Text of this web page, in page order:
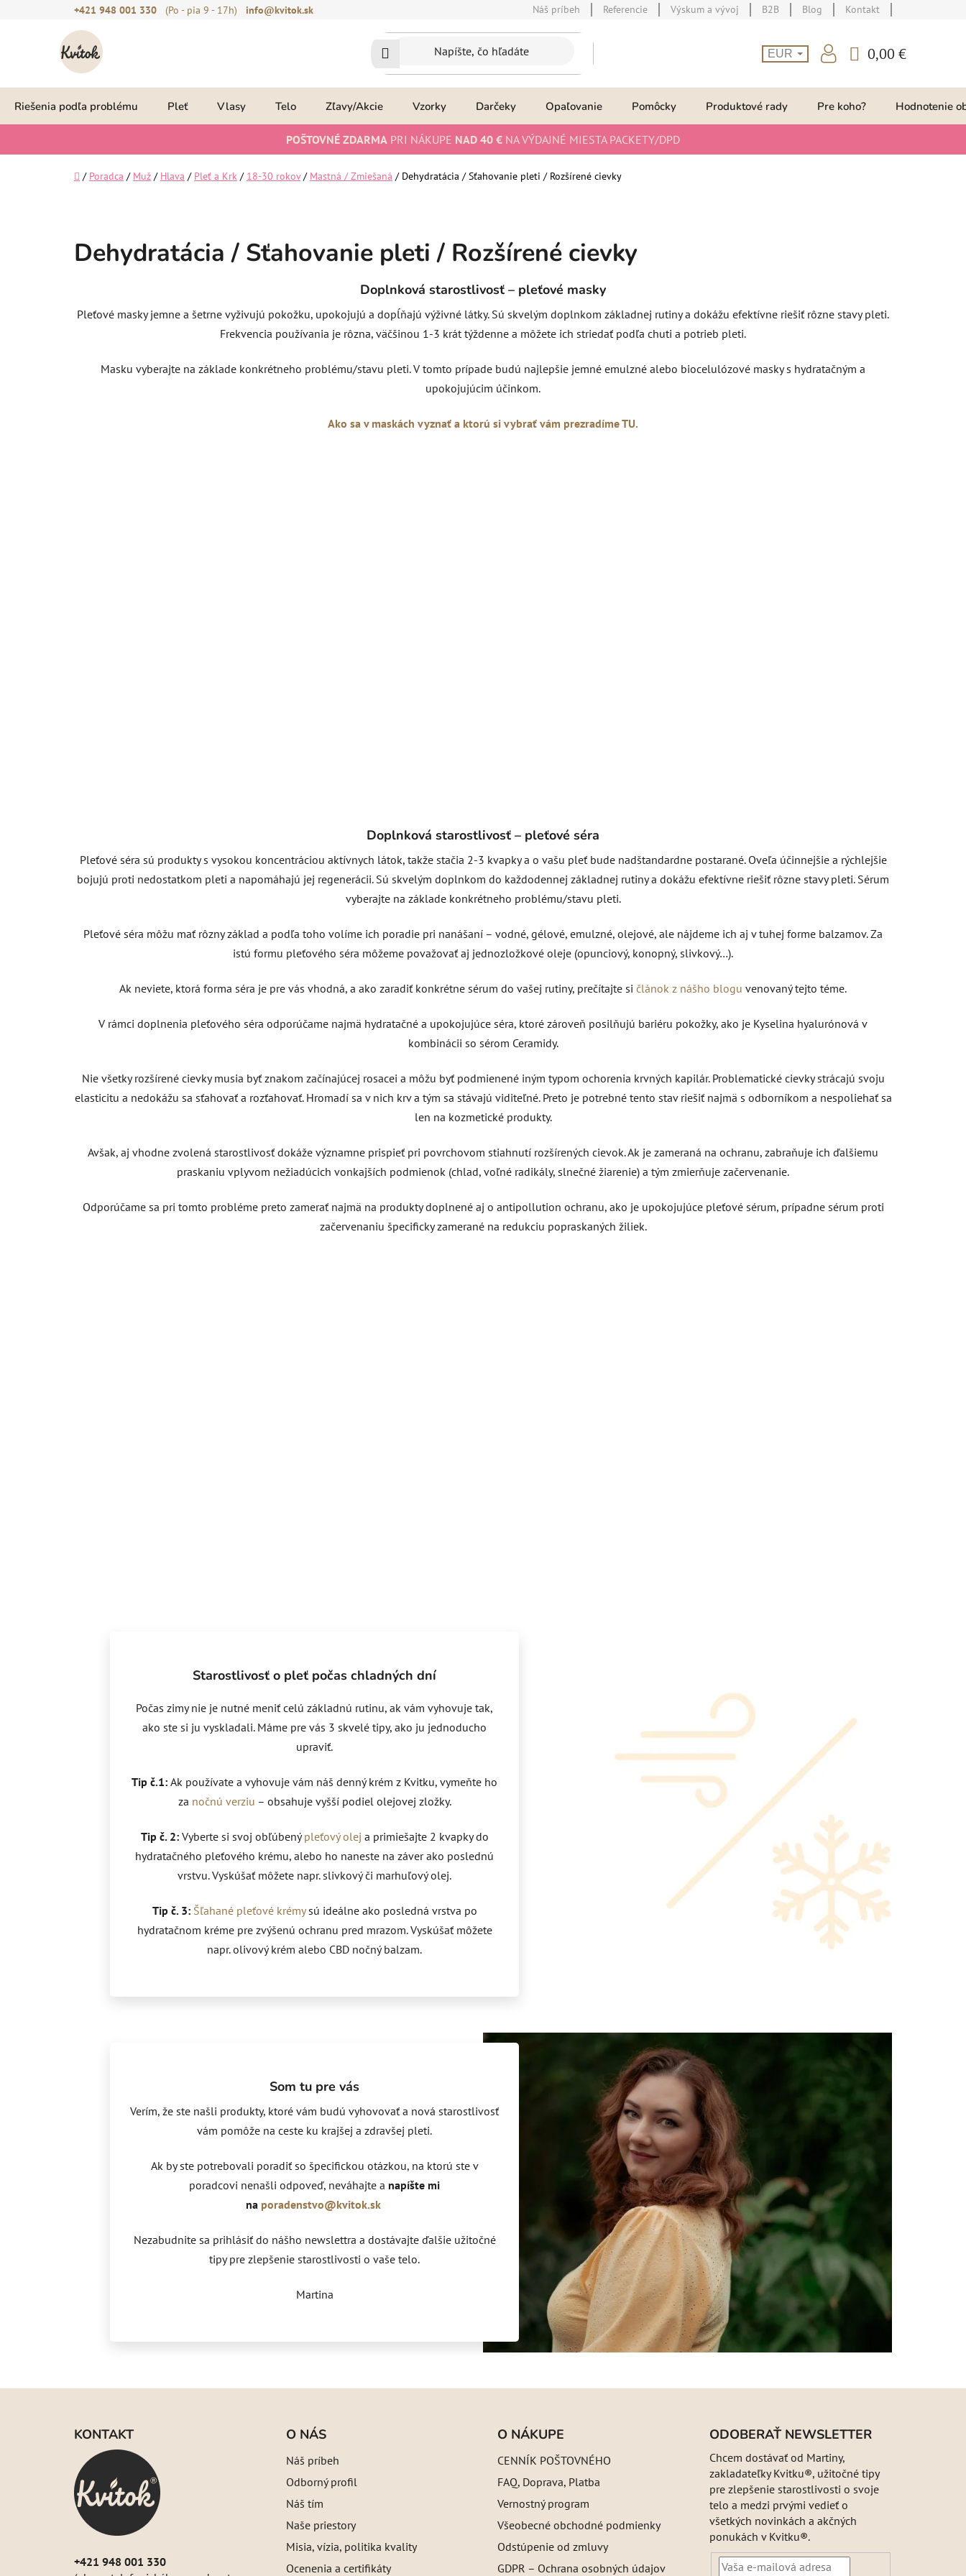
+421 948 001 330 (Po - pia 9 - 17h) info@kvitok.sk Náš príbeh Referencie Výskum a vývoj B2B Blog Kontakt
EUR
KOŠÍK
0,00 €
Riešenia podľa problému Pleť Vlasy Telo Zľavy/Akcie Vzorky Darčeky Opaľovanie Pomôcky Produktové rady Pre koho? Hodnotenie
POŠTOVNÉ ZDARMA PRI NÁKUPE NAD 40 € NA VÝDAJNÉ MIESTA PACKETY/DPD
Domov
/ Poradca / Muž / Hlava / Pleť a Krk / 18-30 rokov / Mastná / Zmiešaná / Dehydratácia / Sťahovanie pleti / Rozšírené cievky
Dehydratácia / Sťahovanie pleti / Rozšírené cievky
Doplnková starostlivosť – pleťové masky
Pleťové masky jemne a šetrne vyživujú pokožku, upokojujú a dopĺňajú výživné látky. Sú skvelým doplnkom základnej rutiny a dokážu efektívne riešiť rôzne stavy pleti.
Frekvencia používania je rôzna, väčšinou 1-3 krát týždenne a môžete ich striedať podľa chuti a potrieb pleti.
Masku vyberajte na základe konkrétneho problému/stavu pleti. V tomto prípade budú najlepšie jemné emulzné alebo biocelulózové masky s hydratačným a
upokojujúcim účinkom.
Ako sa v maskách vyznať a ktorú si vybrať vám prezradíme TU.
Doplnková starostlivosť – pleťové séra
Pleťové séra sú produkty s vysokou koncentráciou aktívnych látok, takže stačia 2-3 kvapky a o vašu pleť bude nadštandardne postarané. Oveľa účinnejšie a rýchlejšie
bojujú proti nedostatkom pleti a napomáhajú jej regenerácii. Sú skvelým doplnkom do každodennej základnej rutiny a dokážu efektívne riešiť rôzne stavy pleti. Sérum
vyberajte na základe konkrétneho problému/stavu pleti.
Pleťové séra môžu mať rôzny základ a podľa toho volíme ich poradie pri nanášaní – vodné, gélové, emulzné, olejové, ale nájdeme ich aj v tuhej forme balzamov. Za
istú formu pleťového séra môžeme považovať aj jednozložkové oleje (opunciový, konopný, slivkový…).
Ak neviete, ktorá forma séra je pre vás vhodná, a ako zaradiť konkrétne sérum do vašej rutiny, prečítajte si článok z nášho blogu venovaný tejto téme.
V rámci doplnenia pleťového séra odporúčame najmä hydratačné a upokojujúce séra, ktoré zároveň posilňujú bariéru pokožky, ako je Kyselina hyalurónová v
kombinácii so sérom Ceramidy.
Nie všetky rozšírené cievky musia byť znakom začínajúcej rosacei a môžu byť podmienené iným typom ochorenia krvných kapilár. Problematické cievky strácajú svoju
elasticitu a nedokážu sa sťahovať a rozťahovať. Hromadí sa v nich krv a tým sa stávajú viditeľné. Preto je potrebné tento stav riešiť najmä s odborníkom a nespoliehať sa
len na kozmetické produkty.
Avšak, aj vhodne zvolená starostlivosť dokáže významne prispieť pri povrchovom stiahnutí rozšírených cievok. Ak je zameraná na ochranu, zabraňuje ich ďalšiemu
praskaniu vplyvom nežiadúcich vonkajších podmienok (chlad, voľné radikály, slnečné žiarenie) a tým zmierňuje začervenanie.
Odporúčame sa pri tomto probléme preto zamerať najmä na produkty doplnené aj o antipollution ochranu, ako je upokojujúce pleťové sérum, prípadne sérum proti
začervenaniu špecificky zamerané na redukciu popraskaných žiliek.
Starostlivosť o pleť počas chladných dní
Počas zimy nie je nutné meniť celú základnú rutinu, ak vám vyhovuje tak,
ako ste si ju vyskladali. Máme pre vás 3 skvelé tipy, ako ju jednoducho
upraviť.
Tip č.1: Ak používate a vyhovuje vám náš denný krém z Kvitku, vymeňte ho
za nočnú verziu – obsahuje vyšší podiel olejovej zložky.
Tip č. 2: Vyberte si svoj obľúbený pleťový olej a primiešajte 2 kvapky do
hydratačného pleťového krému, alebo ho naneste na záver ako poslednú
vrstvu. Vyskúšať môžete napr. slivkový či marhuľový olej.
Tip č. 3: Šľahané pleťové krémy sú ideálne ako posledná vrstva po
hydratačnom kréme pre zvýšenú ochranu pred mrazom. Vyskúšať môžete
napr. olivový krém alebo CBD nočný balzam.
Som tu pre vás
Verím, že ste našli produkty, ktoré vám budú vyhovovať a nová starostlivosť
vám pomôže na ceste ku krajšej a zdravšej pleti.
Ak by ste potrebovali poradiť so špecifickou otázkou, na ktorú ste v
poradcovi nenašli odpoveď, neváhajte a napíšte mi
na poradenstvo@kvitok.sk
Nezabudnite sa prihlásiť do nášho newslettra a dostávajte ďalšie užitočné
tipy pre zlepšenie starostlivosti o vaše telo.
Martina
KONTAKT
+421 948 001 330
O NÁS
Náš príbeh
Odborný profil
Náš tím
Naše priestory
Misia, vízia, politika kvality
Ocenenia a certifikáty
O NÁKUPE
CENNÍK POŠTOVNÉHO
FAQ, Doprava, Platba
Vernostný program
Všeobecné obchodné podmienky
Odstúpenie od zmluvy
GDPR – Ochrana osobných údajov
ODOBERAŤ NEWSLETTER
Chcem dostávať od Martiny,
zakladateľky Kvitku®, užitočné tipy
pre zlepšenie starostlivosti o svoje
telo a medzi prvými vedieť o
všetkých novinkách a akčných
ponukách v Kvitku®.